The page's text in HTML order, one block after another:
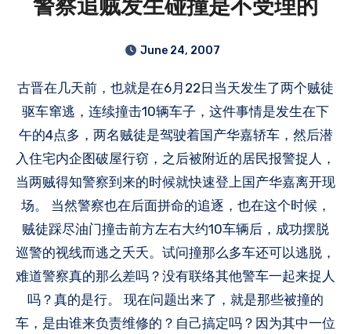
警察追贼发生碰撞是不受理的
June 24, 2007
古晋在几天前，也就是在6月22日当天发生了两个贼徒
驱车窜逃，连续撞击10辆车子，这件事情是发生在下
午的4点多，两名贼徒是驾驶着国产华嘉轿车，然后潜
入住宅内企图破屋行窃，之后被附近的居民报警捉人，
当两贼得知警察到来的时候就快速登上国产华嘉离开现
场。 当然警察也在后面拼命的追逐，也在这个时候，
贼徒踩尽油门撞击前方左右大约10车辆后，成功摆脱
巡警的视线而逃之夭夭。试问撞那么多车还可以逃脱，
难道警察真的那么差吗？没有联络其他警车一起来捉人
吗？真的是行。 现在问题出来了，就是那些被撞的
车，是由谁来负责维修的？自己搞定吗？因为其中一位